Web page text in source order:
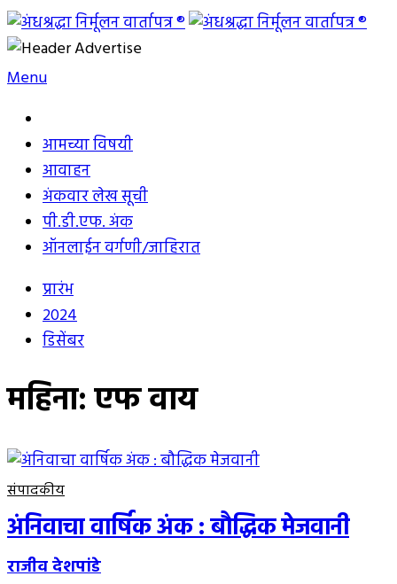
Skip
to
content
अंधश्रद्धा निर्मूलन वार्तापत्र ®
महाराष्ट्र अंधश्रद्धा निर्मूलन समिती™चे मुखपत्र
Menu
आमच्या विषयी
आवाहन
अंकवार लेख सूची
पी.डी.एफ. अंक
ऑनलाईन वर्गणी/जाहिरात
प्रारंभ
2024
डिसेंबर
महिना:एफ वाय
संपादकीय
अंनिवाचा वार्षिक अंक : बौद्धिक मेजवानी
राजीव देशपांडे